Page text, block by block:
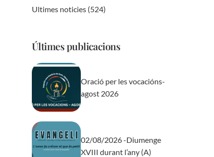
Ultimes noticies (524)
Últimes publicacions
Oració per les vocacións-
agost 2026
02/08/2026 -Diumenge
XVIII durant l’any (A)